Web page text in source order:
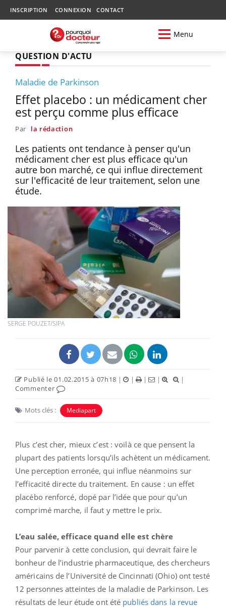
INSCRIPTION CONNEXION CONTACT
Menu
QUESTION D'ACTU
Maladie de Parkinson
Effet placebo : un médicament cher
est perçu comme plus efficace
Par la rédaction
Les patients ont tendance à penser qu'un
médicament cher est plus efficace qu'un
autre bon marché, ce qui influe directement
sur l'efficacité de leur traitement, selon une
étude.
SERGE POUZET/SIPA
Publié le 01.02.2015 à 07h18 | | | |
|
Commenter
Mots clés : Mediapart
Plus c’est cher, mieux c’est : voilà ce que pensent la
plupart des patients lorsqu’ils achètent un médicament.
Une perception erronée, qui influe néanmoins sur
l’efficacité directe du traitement. En cause : un effet
placébo renforcé, dopé par l’idée que pour qu’un
comprimé marche, il faut y mettre le prix.
L’eau salée, efficace quand elle est chère
Pour parvenir à cette conclusion, qui devrait faire le
bonheur de l’industrie pharmaceutique, des chercheurs
américains de l’Université de Cincinnati (Ohio) ont testé
12 personnes atteintes de la maladie de Parkinson. Les
résultats de leur étude ont été publiés dans la revue